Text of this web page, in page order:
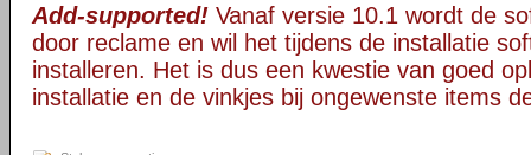
Add-supported! Vanaf versie 10.1 wordt de
door reclame en wil het tijdens de installatie
installeren. Het is dus een kwestie van goed
installatie en de vinkjes bij ongewenste items